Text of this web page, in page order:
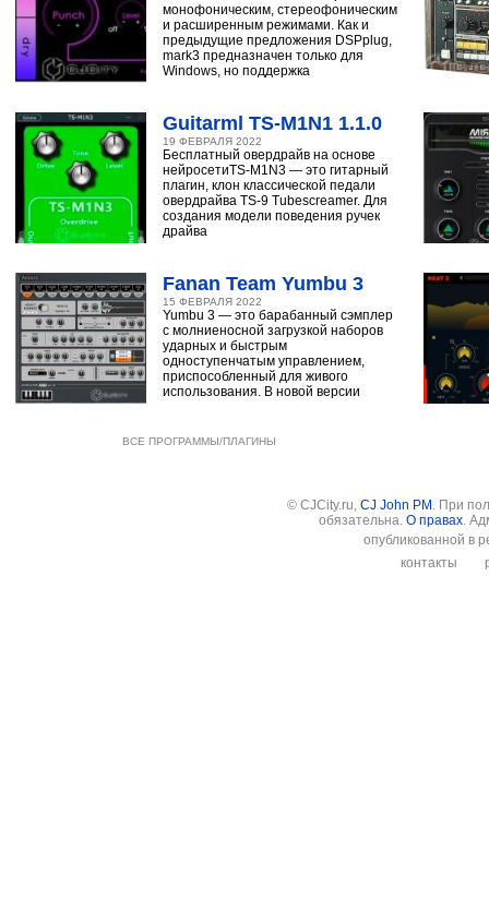
монофоническим, стереофоническим
и расширенным режимами. Как и
предыдущие предложения DSPplug,
mark3 предназначен только для
Windows, но поддержка
Guitarml TS-M1N1 1.1.0
19 ФЕВРАЛЯ 2022
Бесплатный овердрайв на основе
нейросетиTS-M1N3 — это гитарный
плагин, клон классической педали
овердрайва TS-9 Tubescreamer. Для
создания модели поведения ручек
драйва
Fanan Team Yumbu 3
15 ФЕВРАЛЯ 2022
Yumbu 3 — это барабанный сэмплер
с молниеносной загрузкой наборов
ударных и быстрым
одноступенчатым управлением,
приспособленный для живого
использования. В новой версии
ВСЕ ПРОГРАММЫ/ПЛАГИНЫ
© CJCity.ru, CJ John PM . При
обязательна. О правах .
опубликованной в
контакты